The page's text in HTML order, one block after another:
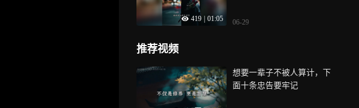
419 01:05 06-29
推荐视频
想要一辈子不被人算计，下
面十条忠告要牢记